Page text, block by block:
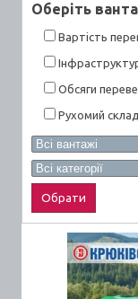
Оберiть
Вартiсть
Обсяги
Рухомий склад